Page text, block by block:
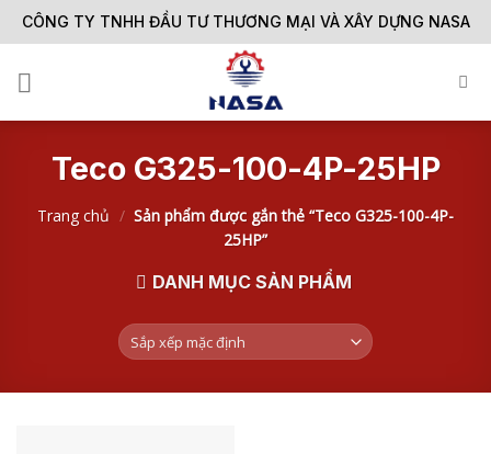
Skip
to
CÔNG TY TNHH ĐẦU TƯ THƯƠNG MẠI VÀ XÂY DỰNG NASA
Teco G325-100-4P-25HP
Trang chủ / Sản phẩm được gắn thẻ “Teco G325-100-4P-
25HP”
DANH MỤC SẢN PHẨM